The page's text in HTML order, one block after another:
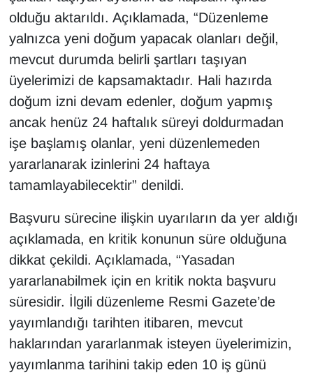
olduğu aktarıldı. Açıklamada, “Düzenleme
yalnızca yeni doğum yapacak olanları değil,
mevcut durumda belirli şartları taşıyan
üyelerimizi de kapsamaktadır. Hali hazırda
doğum izni devam edenler, doğum yapmış
ancak henüz 24 haftalık süreyi doldurmadan
işe başlamış olanlar, yeni düzenlemeden
yararlanarak izinlerini 24 haftaya
tamamlayabilecektir” denildi.
Başvuru sürecine ilişkin uyarıların da yer aldığı
açıklamada, en kritik konunun süre olduğuna
dikkat çekildi. Açıklamada, “Yasadan
yararlanabilmek için en kritik nokta başvuru
süresidir. İlgili düzenleme Resmi Gazete’de
yayımlandığı tarihten itibaren, mevcut
haklarından yararlanmak isteyen üyelerimizin,
yayımlanma tarihini takip eden 10 iş günü